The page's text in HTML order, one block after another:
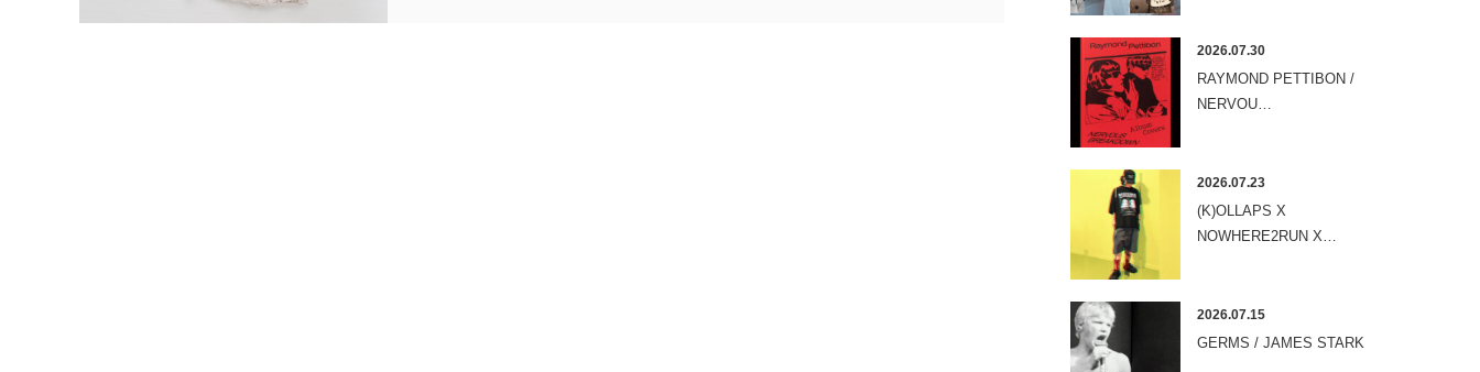
2026.07.30
RAYMOND PETTIBON /
NERVOU…
2026.07.23
(K)OLLAPS X
NOWHERE2RUN X…
2026.07.15
GERMS / JAMES STARK